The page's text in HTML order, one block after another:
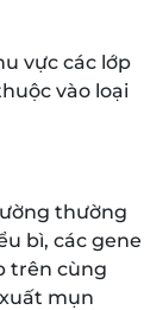
vực các lớp
vào loại
thường
bì, các gene
trên cùng
mụn